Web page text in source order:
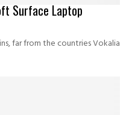
Surface Laptop
far from the countries Vokalia